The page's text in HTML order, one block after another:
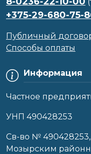
Информация
Частное
УНП 490428253
Cв-во № 490428253,
Мозырским
+375-29-680-75-
Публичный
Способы оплаты